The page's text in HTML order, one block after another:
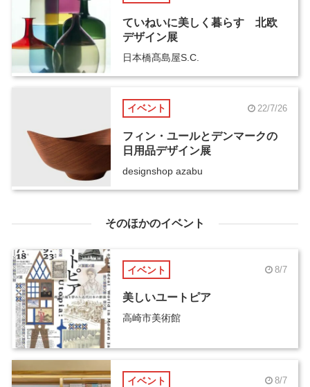
ていねいに美しく暮らす 北欧
デザイン展
日本橋髙島屋S.C.
イベント 22/7/26
フィン・ユールとデンマークの
日用品デザイン展
designshop azabu
そのほかのイベント
イベント 8/7
美しいユートピア
高崎市美術館
イベント 8/7